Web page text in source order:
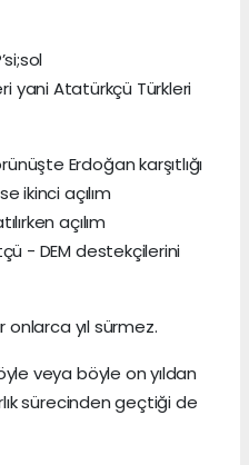
yani Atatürkçü Türkleri
Erdoğan karşıtlığı
ikinci açılım
açılım
- DEM destekçilerini
onlarca yıl sürmez.
veya böyle on yıldan
sürecinden geçtiği de